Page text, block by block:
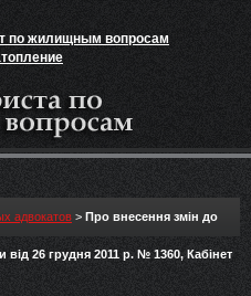
по жилищным вопросам
адвокатов > Про внесення змін до
від 26 грудня 2011 р. № 1360, Кабінет